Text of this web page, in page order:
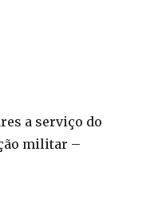
a serviço do
militar –